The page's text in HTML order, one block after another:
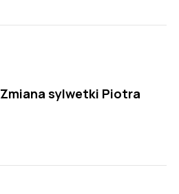
Zmiana sylwetki Piotra